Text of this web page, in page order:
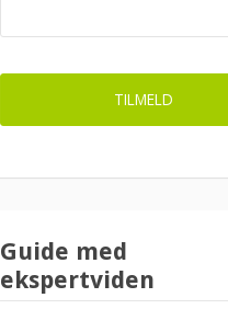
Guide med
ekspertviden